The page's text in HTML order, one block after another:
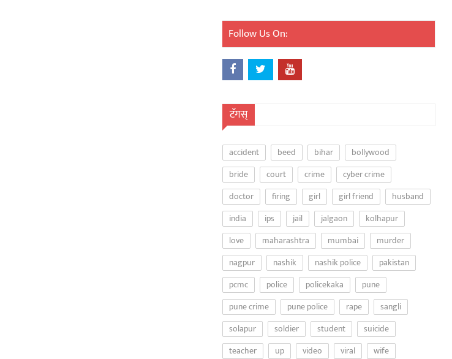
Follow Us On:
टॅगस्
accident beed bihar
bollywood
bride
court crime
cyber crime
doctor
firing girl girl friend
husband
india
ips jail jalgaon
kolhapur
love
maharashtra mumbai
murder
nagpur
nashik nashik police
pakistan
pcmc
police policekaka
pune
pune crime
pune police rape
sangli
solapur
soldier student
suicide
teacher
up video viral wife